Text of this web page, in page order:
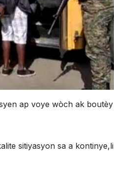
ap voye wòch ak boutèy
sitiyasyon sa a kontinye,li